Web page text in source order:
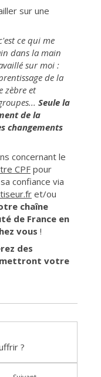
sur une
ce qui me
dans la main
sur moi :
de la
zèbre et
Seule la
de la
changements
concernant le
CPFpour
confiance via
et/ou
chaîne
de France en
vous !
des
mettront votre
?